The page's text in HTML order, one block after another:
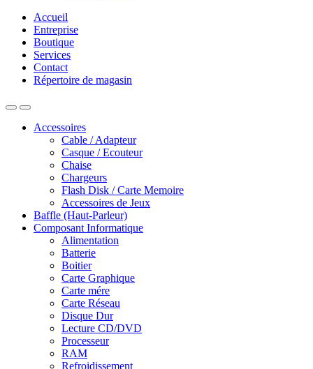
Accueil
Entreprise
Boutique
Services
Contact
Répertoire de magasin
Accessoires
Cable / Adapteur
Casque / Ecouteur
Chaise
Chargeurs
Flash Disk / Carte Memoire
Accessoires de Jeux
Baffle (Haut-Parleur)
Composant Informatique
Alimentation
Batterie
Boitier
Carte Graphique
Carte mére
Carte Réseau
Disque Dur
Lecture CD/DVD
Processeur
RAM
Refroidissement